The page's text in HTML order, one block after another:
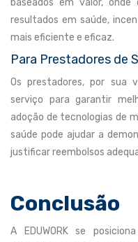
baseados em valor,
resultados em saúde,
mais eficiente e eficaz.
Para Prestadores de
Os prestadores, por sua
serviço para garantir
adoção de tecnologias de
saúde pode ajudar a
justificar reembolsos
Conclusão
A EDUWORK se